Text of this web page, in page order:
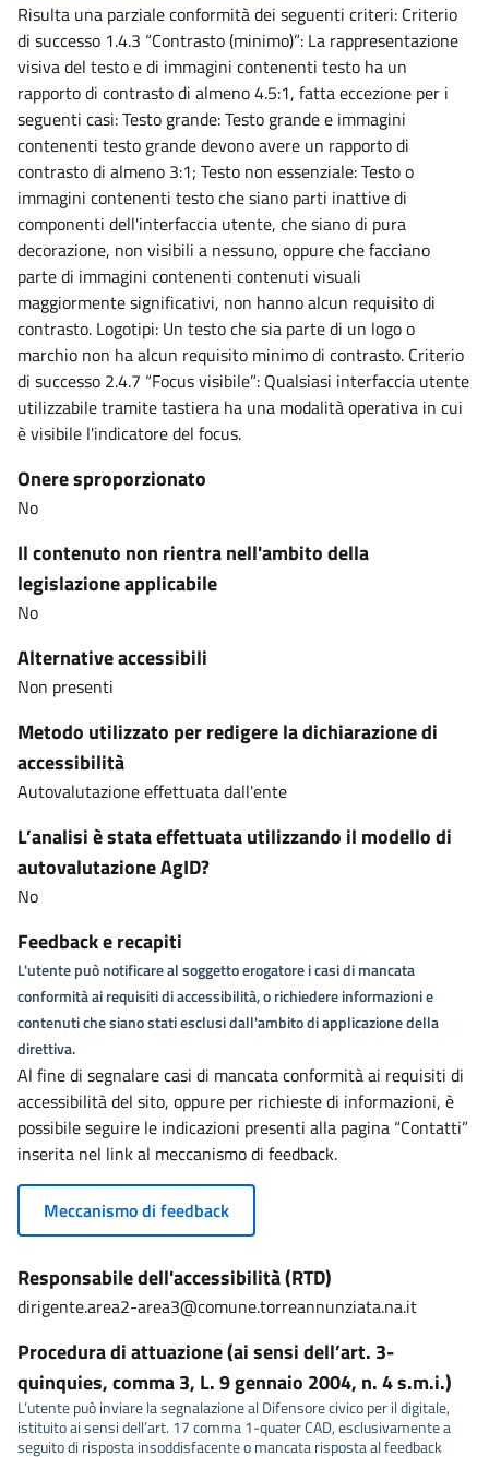
Risulta una parziale conformità dei seguenti criteri: Criterio
di successo 1.4.3 “Contrasto (minimo)”: La rappresentazione
visiva del testo e di immagini contenenti testo ha un
rapporto di contrasto di almeno 4.5:1, fatta eccezione per i
seguenti casi: Testo grande: Testo grande e immagini
contenenti testo grande devono avere un rapporto di
contrasto di almeno 3:1; Testo non essenziale: Testo o
immagini contenenti testo che siano parti inattive di
componenti dell'interfaccia utente, che siano di pura
decorazione, non visibili a nessuno, oppure che facciano
parte di immagini contenenti contenuti visuali
maggiormente significativi, non hanno alcun requisito di
contrasto. Logotipi: Un testo che sia parte di un logo o
marchio non ha alcun requisito minimo di contrasto. Criterio
di successo 2.4.7 “Focus visibile”: Qualsiasi interfaccia utente
utilizzabile tramite tastiera ha una modalità operativa in cui
è visibile l'indicatore del focus.
Onere sproporzionato
No
Il contenuto non rientra nell'ambito della
legislazione applicabile
No
Alternative accessibili
Non presenti
Metodo utilizzato per redigere la dichiarazione di
accessibilità
Autovalutazione effettuata dall'ente
L’analisi è stata effettuata utilizzando il modello di
autovalutazione AgID?
No
Feedback e recapiti
L'utente può notificare al soggetto erogatore i casi di mancata
conformità ai requisiti di accessibilità, o richiedere informazioni e
contenuti che siano stati esclusi dall'ambito di applicazione della
direttiva.
Al fine di segnalare casi di mancata conformità ai requisiti di
accessibilità del sito, oppure per richieste di informazioni, è
possibile seguire le indicazioni presenti alla pagina “Contatti”
inserita nel link al meccanismo di feedback.
Meccanismo di feedback
Responsabile dell'accessibilità (RTD)
dirigente.area2-area3@comune.torreannunziata.na.it
Procedura di attuazione (ai sensi dell’art. 3-
quinquies, comma 3, L. 9 gennaio 2004, n. 4 s.m.i.)
L’utente può inviare la segnalazione al Difensore civico per il digitale,
istituito ai sensi dell’art. 17 comma 1-quater CAD, esclusivamente a
seguito di risposta insoddisfacente o mancata risposta al feedback